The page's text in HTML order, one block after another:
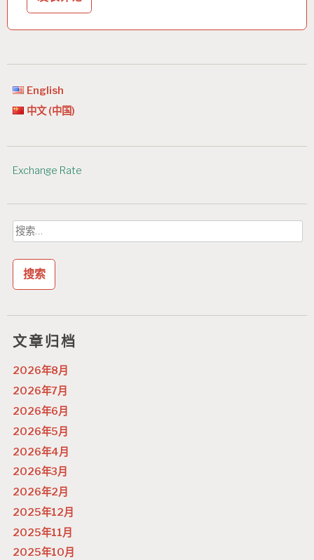
English
中文 (中国)
Exchange Rate
搜
索：
文章归档
2026年8月
2026年7月
2026年6月
2026年5月
2026年4月
2026年3月
2026年2月
2025年12月
2025年11月
2025年10月